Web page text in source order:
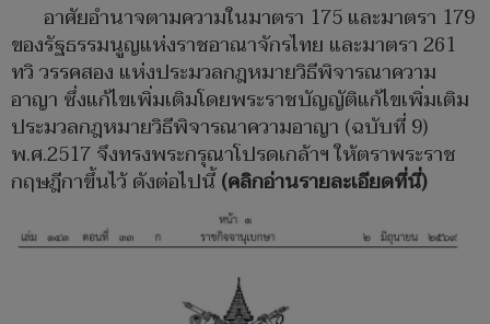
อาศัยอำนาจตามความในมาตรา 175 และมาตรา 179
ของรัฐธรรมนูญแห่งราชอาณาจักรไทย และมาตรา 261
ทวิ วรรคสอง แห่งประมวลกฎหมายวิธีพิจารณาความ
อาญา ซึ่งแก้ไขเพิ่มเติมโดยพระราชบัญญัติแก้ไขเพิ่มเติม
ประมวลกฎหมายวิธีพิจารณาความอาญา (ฉบับที่ 9)
พ.ศ.2517 จึงทรงพระกรุณาโปรดเกล้าฯ ให้ตราพระราช
กฤษฎีกาขึ้นไว้ ดังต่อไปนี้(คลิกอ่านรายละเอียดที่นี่)